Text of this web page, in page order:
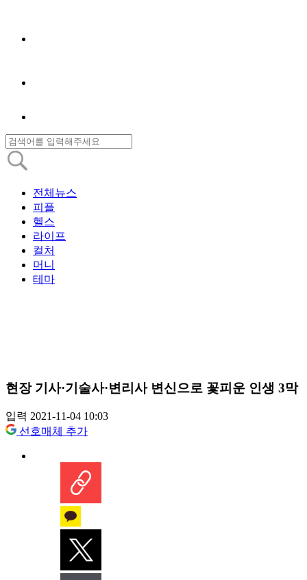
전체뉴스
피플
헬스
라이프
컬처
머니
테마
현장 기사·기술사·변리사 변신으로 꽃피운 인생 3막
입력 2021-11-04 10:03
선호매체 추가